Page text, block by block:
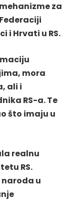
za
i Hrvati u RS.
mora
ali i
RS-a. Te
što imaju u
realnu
RS.
naroda u